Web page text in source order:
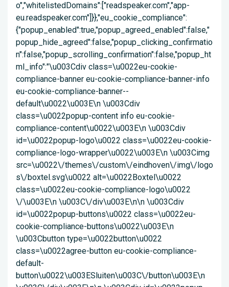
o","whitelistedDomains":["readspeaker.com","app-
eu.readspeaker.com"]}},"eu_cookie_compliance":
{"popup_enabled":true,"popup_agreed_enabled":false,"
popup_hide_agreed":false,"popup_clicking_confirmatio
n":false,"popup_scrolling_confirmation":false,"popup_ht
ml_info":"\u003Cdiv class=\u0022eu-cookie-
compliance-banner eu-cookie-compliance-banner-info
eu-cookie-compliance-banner--
default\u0022\u003E\n \u003Cdiv
class=\u0022popup-content info eu-cookie-
compliance-content\u0022\u003E\n \u003Cdiv
id=\u0022popup-logo\u0022 class=\u0022eu-cookie-
compliance-logo-wrapper\u0022\u003E\n \u003Cimg
src=\u0022\/themes\/custom\/eindhoven\/img\/logo
s\/boxtel.svg\u0022 alt=\u0022Boxtel\u0022
class=\u0022eu-cookie-compliance-logo\u0022
\/\u003E\n \u003C\/div\u003E\n\n \u003Cdiv
id=\u0022popup-buttons\u0022 class=\u0022eu-
cookie-compliance-buttons\u0022\u003E\n
\u003Cbutton type=\u0022button\u0022
class=\u0022agree-button eu-cookie-compliance-
default-
button\u0022\u003ESluiten\u003C\/button\u003E\n